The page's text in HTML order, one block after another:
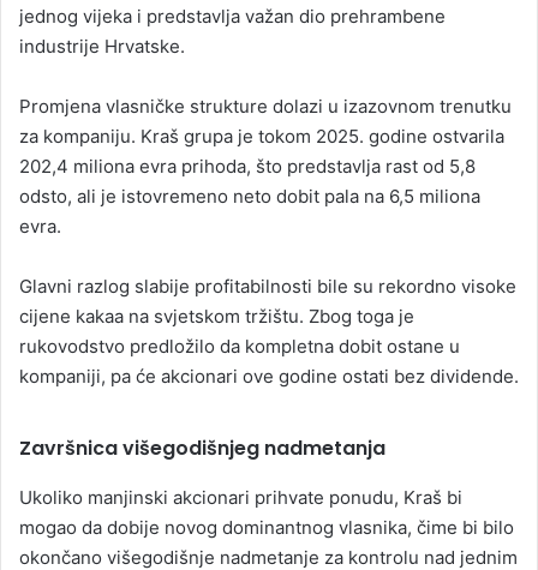
jednog vijeka i predstavlja važan dio prehrambene
industrije Hrvatske.
Promjena vlasničke strukture dolazi u izazovnom trenutku
za kompaniju. Kraš grupa je tokom 2025. godine ostvarila
202,4 miliona evra prihoda, što predstavlja rast od 5,8
odsto, ali je istovremeno neto dobit pala na 6,5 miliona
evra.
Glavni razlog slabije profitabilnosti bile su rekordno visoke
cijene kakaa na svjetskom tržištu. Zbog toga je
rukovodstvo predložilo da kompletna dobit ostane u
kompaniji, pa će akcionari ove godine ostati bez dividende.
Završnica višegodišnjeg nadmetanja
Ukoliko manjinski akcionari prihvate ponudu, Kraš bi
mogao da dobije novog dominantnog vlasnika, čime bi bilo
okončano višegodišnje nadmetanje za kontrolu nad jednim